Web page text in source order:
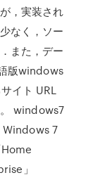
，実装され
なく，ソー
また，デー
版windows
イト URL
windows7
Windows 7
」